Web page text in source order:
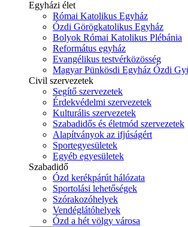
Egyházi élet
Római Katolikus Egyház
Ózdi Görögkatolikus Egyház
Bolyok Római Katolikus Plébánia
Református egyház
Evangélikus testvérközösség
Magyar Pünkösdi Egyház Ózdi
Civil szervezetek
Segítő szervezetek
Érdekvédelmi szervezetek
Kulturális szervezetek
Szabadidős és életmód szervezetek
Alapítványok az ifjúságért
Sportegyesületek
Egyéb egyesületek
Szabadidő
Ózd kerékpárút hálózata
Sportolási lehetőségek
Szórakozóhelyek
Vendéglátóhelyek
Ózd a hét völgy városa